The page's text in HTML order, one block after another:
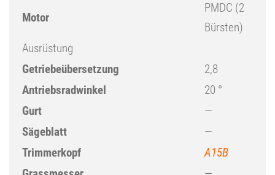
Motor
PMDC (2
Bürsten)
Ausrüstung
Getriebeübersetzung
2,8
Antriebsradwinkel
20 °
Gurt
—
Sägeblatt
—
Trimmerkopf
A15B